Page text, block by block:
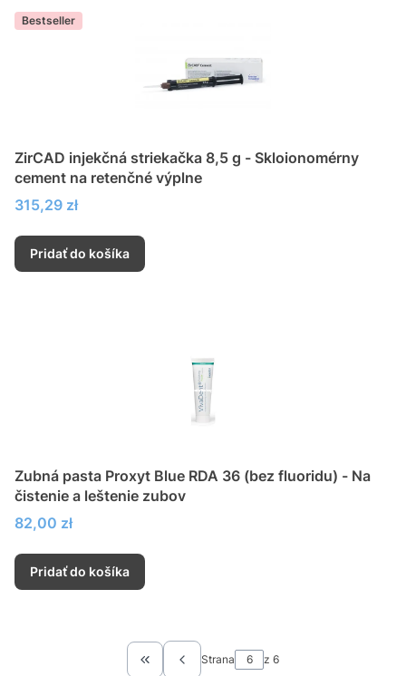
Bestseller
ZirCAD injekčná striekačka 8,5 g - Skloionomérny
cement na retenčné výplne
Cena
315,29 zł
Pridať do košíka
Zubná pasta Proxyt Blue RDA 36 (bez fluoridu) - Na
čistenie a leštenie zubov
Cena
82,00 zł
Pridať do košíka
Vrátiť sa na prvú stránku produktov
Strana z 6